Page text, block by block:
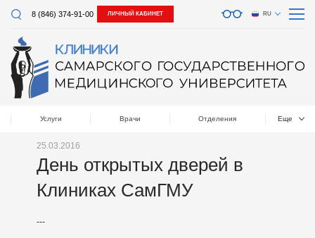
8 (846) 374-91-00 ЛИЧНЫЙ КАБИНЕТ RU
Услуги Врачи Отделения Еще
25.03.2016
День открытых дверей в
Клиниках СамГМУ
---